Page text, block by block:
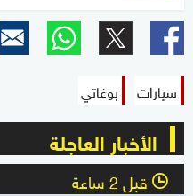
سيارات بوغاتي
الأخبار العاجلة
l قبل 2 ساعة